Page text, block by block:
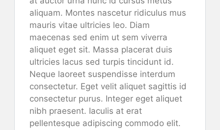
aliquam. Montes nascetur ridiculus mus
mauris vitae ultricies leo. Diam
maecenas sed enim ut sem viverra
aliquet eget sit. Massa placerat duis
ultricies lacus sed turpis tincidunt id.
Neque laoreet suspendisse interdum
consectetur. Eget velit aliquet sagittis id
consectetur purus. Integer eget aliquet
nibh praesent. Iaculis at erat
pellentesque adipiscing commodo elit.